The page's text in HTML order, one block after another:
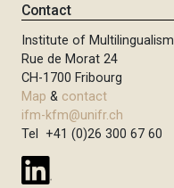
Contact
Institute of Multilingualism
Rue de Morat 24
CH-1700 Fribourg
Map & contact
ifm-kfm@unifr.ch
Tel +41 (0)26 300 67 60